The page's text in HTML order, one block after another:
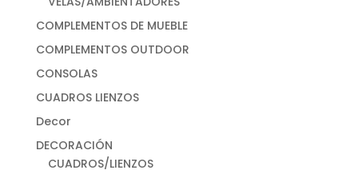
COMPLEMENTOS DE MUEBLE
COMPLEMENTOS OUTDOOR
CONSOLAS
CUADROS LIENZOS
Decor
DECORACIÓN
CUADROS/LIENZOS